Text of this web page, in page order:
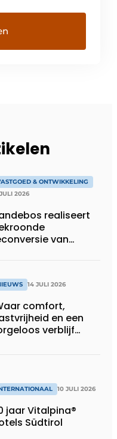
& ONTWIKKELING
2026
realiseert
van
14 JULI 2026
comfort,
en een
verblijf
10 JULI 2026
jaar Vitalpina®
Südtirol